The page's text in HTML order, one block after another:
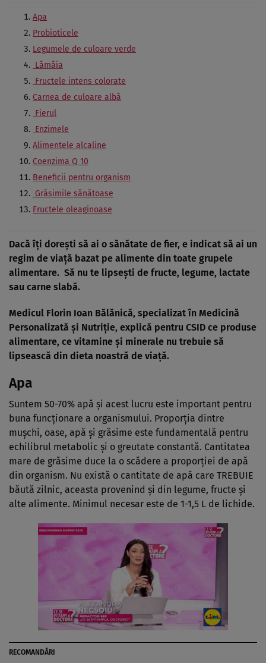
Apa
Probioticele
Legumele de culoare verde
Lămâia
Fructele intens colorate
Carnea de culoare albă
Fierul
Enzimele
Alimentele alcaline
Coenzima Q 10
Beneficii pentru organism
Grăsimile sănătoase
Fructele oleaginoase
Dacă îţi doreşti să ai o sănătate de fier, e indicat să ai un
regim de viaţă bazat pe alimente din toate grupele
alimentare. Să nu te lipseşti de fructe, legume, lactate
sau carne slabă.
Medicul Florin Ioan Bălănică, specializat în Medicină
Personalizată şi Nutriţie, explică pentru CSID ce produse
alimentare, ce vitamine şi minerale nu trebuie să
lipsească din dieta noastră de viaţă.
Apa
Suntem 50-70% apă şi acest lucru este important pentru
buna funcţionare a organismului. Proporţia dintre
muşchi, oase, apă şi grăsime este fundamentală pentru
echilibrul metabolic şi o greutate constantă. Cantitatea
mare de grăsime duce la o scădere a proporţiei de apă
din organism. Nu există o cantitate de apă care TREBUIE
băută zilnic, aceasta provenind şi din legume, fructe şi
alte alimente. Minimul necesar este de 1-1,5 L de lichide.
RECOMANDĂRI